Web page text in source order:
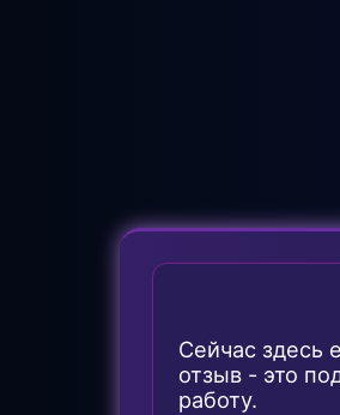
Сейчас здесь
отзыв - это
работу.